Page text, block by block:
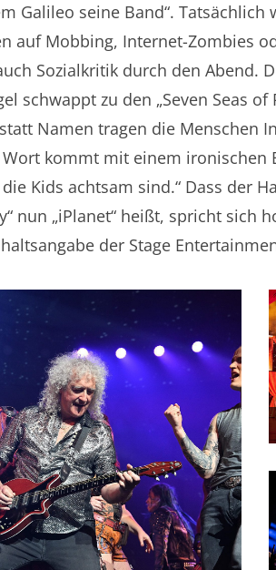
Galileo seine Band“. Tatsächlich
auf Mobbing, Internet-Zombies
Sozialkritik durch den Abend.
schwappt zu den „Seven Seas of
Namen tragen die Menschen
kommt mit einem ironischen
Kids achtsam sind.“ Dass der
nun „iPlanet“ heißt, spricht sich
der Stage